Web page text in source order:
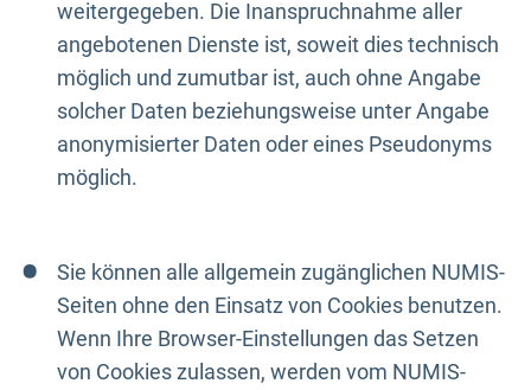
weitergegeben. Die Inanspruchnahme aller
angebotenen Dienste ist, soweit dies technisch
möglich und zumutbar ist, auch ohne Angabe
solcher Daten beziehungsweise unter Angabe
anonymisierter Daten oder eines Pseudonyms
möglich.
Sie können alle allgemein zugänglichen NUMIS-
Seiten ohne den Einsatz von Cookies benutzen.
Wenn Ihre Browser-Einstellungen das Setzen
von Cookies zulassen, werden vom NUMIS-